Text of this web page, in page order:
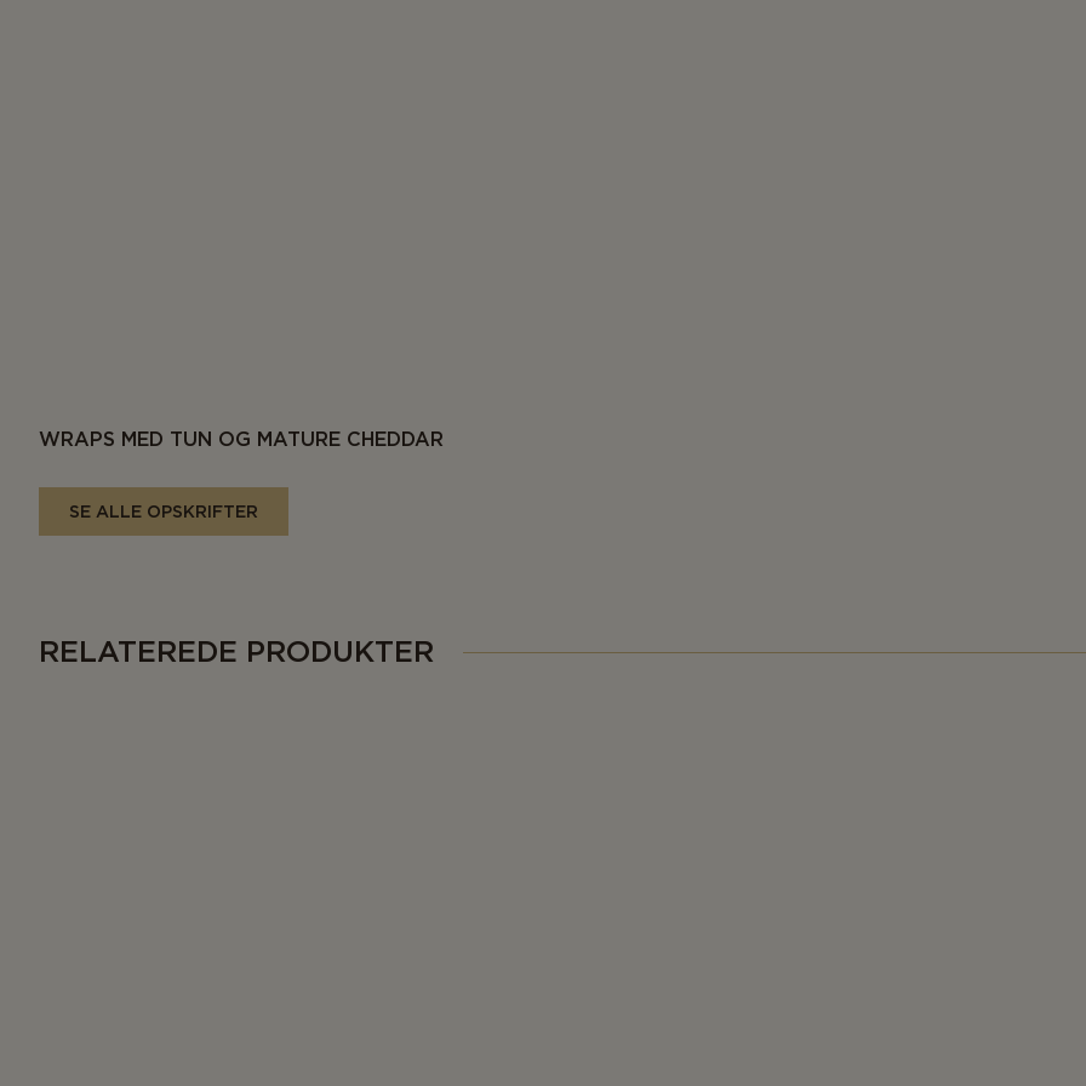
WRAPS MED TUN OG MATURE CHEDDAR
SE ALLE OPSKRIFTER
RELATEREDE PRODUKTER